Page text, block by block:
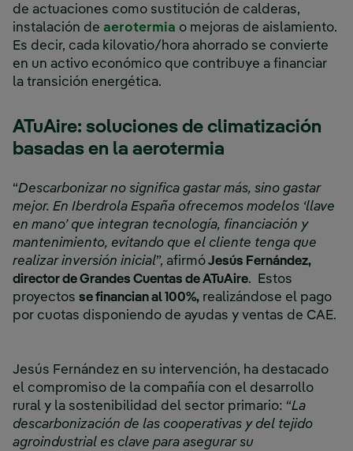
de actuaciones como sustitución de calderas,
instalación de aerotermia o mejoras de aislamiento.
Es decir, cada kilovatio/hora ahorrado se convierte
en un activo económico que contribuye a financiar
la transición energética.
ATuAire: soluciones de climatización
basadas en la aerotermia
“Descarbonizar no significa gastar más, sino gastar
mejor. En Iberdrola España ofrecemos modelos ‘llave
en mano’ que integran tecnología, financiación y
mantenimiento, evitando que el cliente tenga que
realizar inversión inicial”, afirmóJesús Fernández,
director de Grandes Cuentas de ATuAire. Estos
proyectos se financian al 100%, realizándose el pago
por cuotas disponiendo de ayudas y ventas de CAE.
Jesús Fernández en su intervención, ha destacado
el compromiso de la compañía con el desarrollo
rural y la sostenibilidad del sector primario: “La
descarbonización de las cooperativas y del tejido
agroindustrial es clave para asegurar su